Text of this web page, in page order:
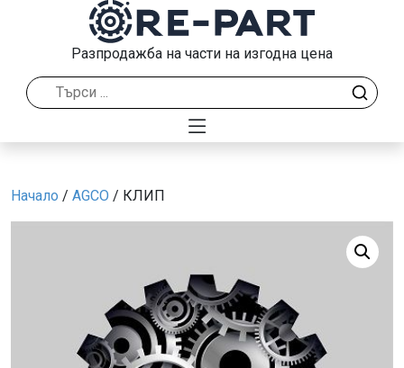
Разпродажба на части на изгодна цена
Начало / AGCO / КЛИП